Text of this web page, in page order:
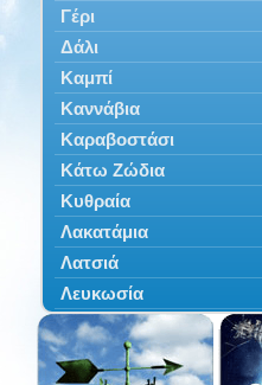
Γέρι
Δάλι
Καμπί
Καννάβια
Καραβοστάσι
Κάτω Ζώδια
Κυθραία
Λακατάμια
Λατσιά
Λευκωσία
Μάμμαρι
Μόρα